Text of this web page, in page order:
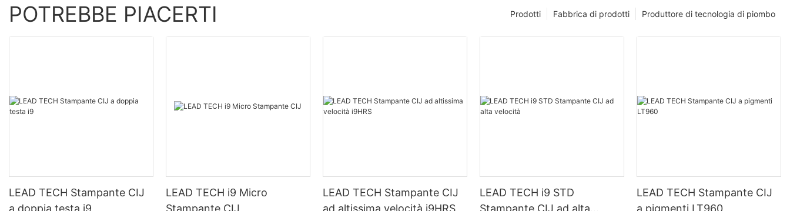
POTREBBE PIACERTI Produttore di tecnologia di piombo
Fabbrica di prodotti
Prodotti
LEAD TECH Stampante CIJ
a doppia testa i9
LEAD TECH i9 Micro
Stampante CIJ
LEAD TECH Stampante CIJ
ad altissima velocità i9HRS
LEAD TECH i9 STD
Stampante CIJ ad alta
LEAD TECH Stampante CIJ
a pigmenti LT960